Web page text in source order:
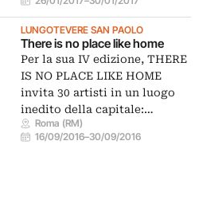
LUNGOTEVERE SAN PAOLO
There is no place like home
Per la sua IV edizione, THERE
IS NO PLACE LIKE HOME
invita 30 artisti in un luogo
inedito della capitale:…
Roma (RM)
16/09/2016–30/09/2016